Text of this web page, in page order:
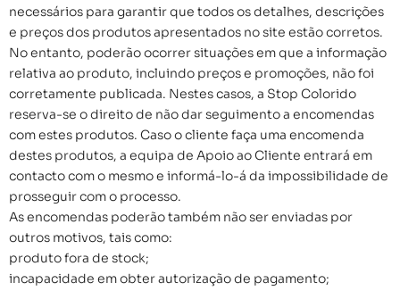
necessários para garantir que todos os detalhes, descrições
e preços dos produtos apresentados no site estão corretos.
No entanto, poderão ocorrer situações em que a informação
relativa ao produto, incluindo preços e promoções, não foi
corretamente publicada. Nestes casos, a Stop Colorido
reserva-se o direito de não dar seguimento a encomendas
com estes produtos. Caso o cliente faça uma encomenda
destes produtos, a equipa de Apoio ao Cliente entrará em
contacto com o mesmo e informá-lo-á da impossibilidade de
prosseguir com o processo.
As encomendas poderão também não ser enviadas por
outros motivos, tais como:
produto fora de stock;
incapacidade em obter autorização de pagamento;